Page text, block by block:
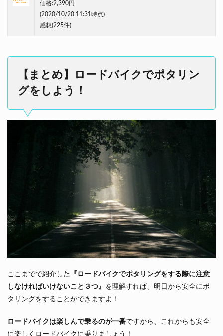
価格:2,390円
(2020/10/20 11:31時点)
感想(225件)
【まとめ】ロードバイクでポタリン
グをしよう！
ここまでで紹介した 『ロードバイクでポタリングをする際に注意
しなければいけないこと３つ』 を理解すれば、明日から安全にポ
タリングをすることができますよ！
ロードバイクは楽しんで乗るのが一番ですから、これからも安全
に楽しくロードバイクに乗りましょう！